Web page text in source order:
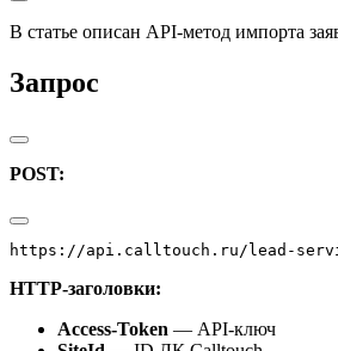
В статье описан API-метод импорта
Запрос
POST:
https://api.calltouch.ru/lead-
HTTP-заголовки:
Access-Token — API-ключ